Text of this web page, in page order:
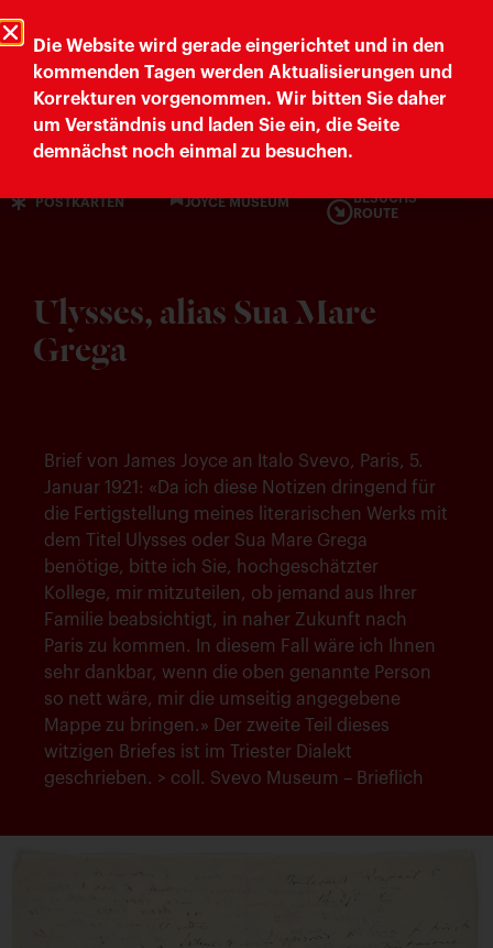
Letteratura Trieste
POSTKARTEN JOYCE MUSEUM
BESUCHS
ROUTE
Ulysses, alias Sua Mare
Grega
Brief von James Joyce an Italo Svevo, Paris, 5.
Januar 1921: «Da ich diese Notizen dringend für
die Fertigstellung meines literarischen Werks mit
dem Titel Ulysses oder Sua Mare Grega
benötige, bitte ich Sie, hochgeschätzter
Kollege, mir mitzuteilen, ob jemand aus Ihrer
Familie beabsichtigt, in naher Zukunft nach
Paris zu kommen. In diesem Fall wäre ich Ihnen
sehr dankbar, wenn die oben genannte Person
so nett wäre, mir die umseitig angegebene
Mappe zu bringen.» Der zweite Teil dieses
witzigen Briefes ist im Triester Dialekt
geschrieben. > coll. Svevo Museum – Brieflich
Die Website wird gerade eingerichtet und in den
kommenden Tagen werden Aktualisierungen und
Korrekturen vorgenommen. Wir bitten Sie daher
um Verständnis und laden Sie ein, die Seite
demnächst noch einmal zu besuchen.